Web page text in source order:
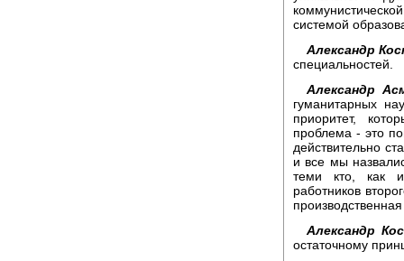
системой
Александр
специальностей.
Александр
гуманитарных
приоритет,
проблема - это
действительно
и все мы
теми кто, как и
работников
Александр
остаточному